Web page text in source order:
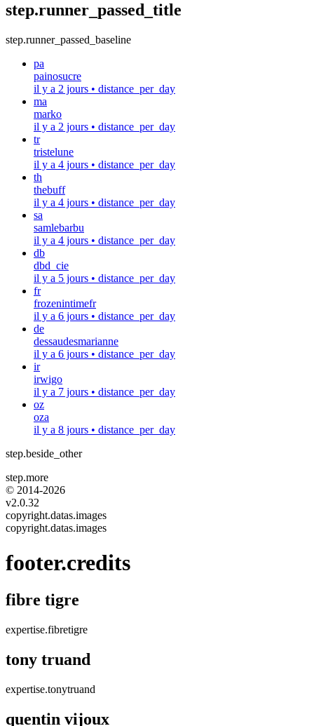
step.runner_passed_title
step.runner_passed_baseline
pa
painosucre
il y a 2 jours • distance_per_day
ma
marko
il y a 2 jours • distance_per_day
tr
tristelune
il y a 4 jours • distance_per_day
th
thebuff
il y a 4 jours • distance_per_day
sa
samlebarbu
il y a 4 jours • distance_per_day
db
dbd_cie
il y a 5 jours • distance_per_day
fr
frozenintimefr
il y a 6 jours • distance_per_day
de
dessaudesmarianne
il y a 6 jours • distance_per_day
ir
irwigo
il y a 7 jours • distance_per_day
oz
oza
il y a 8 jours • distance_per_day
step.beside_other
step.more
© 2014-2026
v2.0.32
copyright.datas.images
copyright.datas.images
footer.credits
fibre tigre
expertise.fibretigre
tony truand
expertise.tonytruand
quentin vijoux